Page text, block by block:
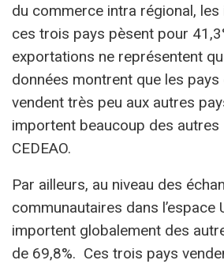
du commerce intra régional,
ces trois pays pèsent pour
exportations ne représentent
données montrent que les pays
vendent très peu aux autres
importent beaucoup des autres
CEDEAO.
Par ailleurs, au niveau des
communautaires dans l’espace
importent globalement des
de 69,8%. Ces trois pays